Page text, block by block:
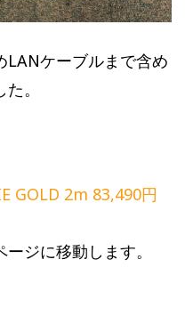
LANケーブルまで含め
。
GOLD 2m 83,490円
ジに移動します。